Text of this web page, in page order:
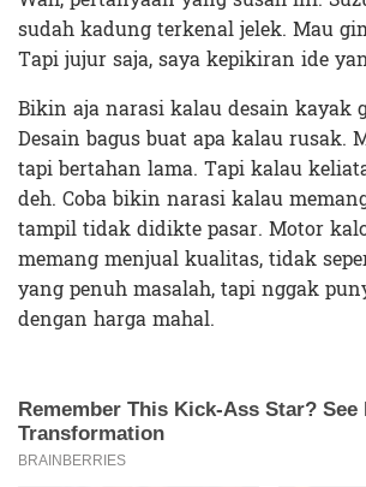
sudah kadung terkenal jelek. Mau
Tapi jujur saja, saya kepikiran ide
Bikin aja narasi kalau desain kayak
Desain bagus buat apa kalau rusak.
tapi bertahan lama. Tapi kalau
deh. Coba bikin narasi kalau
tampil tidak didikte pasar. Motor
memang menjual kualitas, tidak
yang penuh masalah, tapi nggak
dengan harga mahal.